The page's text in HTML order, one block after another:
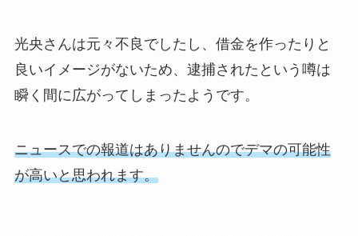
光央さんは元々不良でしたし、借金を作ったりと
良いイメージがないため、逮捕されたという噂は
瞬く間に広がってしまったようです。
ニュースでの報道はありませんのでデマの可能性
が高いと思われます。